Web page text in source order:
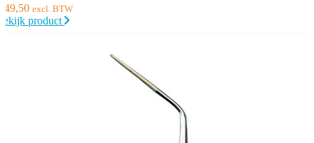
49,50 excl. BTW
product